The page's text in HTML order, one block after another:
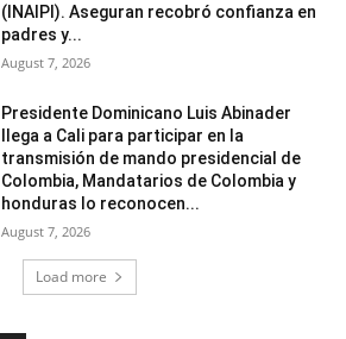
(INAIPI). Aseguran recobró confianza en
padres y...
August 7, 2026
Presidente Dominicano Luis Abinader
llega a Cali para participar en la
transmisión de mando presidencial de
Colombia, Mandatarios de Colombia y
honduras lo reconocen...
August 7, 2026
Load more